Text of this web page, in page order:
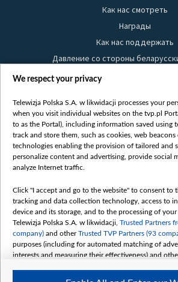
Как нас смотреть
Награды
Как нас поддержать
Давление со стороны
Правила использования
Безопасность
Youtube
Белсат news
Белсат Life
Belsat English
Biełsat PL
Белсат Now
Белсат Shorts
Белсат History
Белсат Music
We respect your privacy
Telewizja Polska S.A. w likwidacji processes your
when you visit individual websites on the tvp.pl
to as the Portal), including information saved using
track and store them, such as cookies, web
technologies enabling the provision of tailored and
personalize content and advertising, provide social
analyze Internet traffic.
Click "I accept and go to the website" to consent to
tracking and data collection technology, access to
device and its storage, and to the processing of
Telewizja Polska S.A. w likwidacji, Trusted Partners
company) and otherTrusted TVP Partners (93
purposes (including for automated matching of
interests and measuring their effectiveness) and